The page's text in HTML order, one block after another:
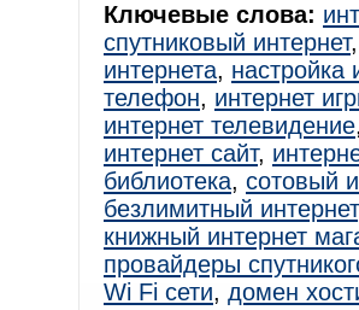
Ключевые слова:
спутниковый интернет
интернета, настройка
телефон, интернет
интернет телевидение
интернет сайт,
библиотека, сотовый
безлимитный интернет
книжный интернет
провайдеры
Wi Fi сети, домен